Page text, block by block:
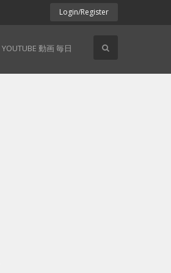
Login/Register
YOUTUBE 動画 毎日